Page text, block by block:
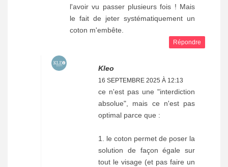
l'avoir vu passer plusieurs fois ! Mais
le fait de jeter systématiquement un
coton m'embête.
Répondre
Kleo
16 SEPTEMBRE 2025 À 12:13
ce n'est pas une "interdiction
absolue", mais ce n'est pas
optimal parce que :
1. le coton permet de poser la
solution de façon égale sur
tout le visage (et pas faire un